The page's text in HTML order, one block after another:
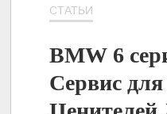
СТАТЬИ
BMW 6
Сервис